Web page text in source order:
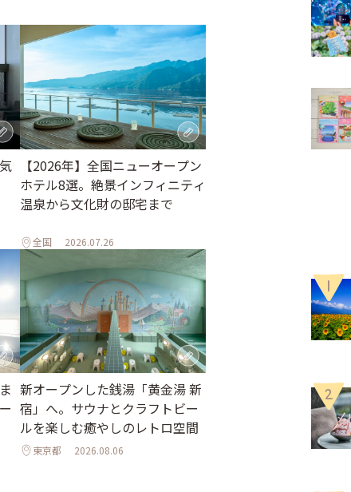
【2026年】全国ニューオープン
ホテル8選。絶景インフィニティ
温泉から文化財の邸宅まで
全国 2026.07.26
新オープンした銭湯「黄金湯 新
宿」へ。サウナとクラフトビー
ルを楽しむ癒やしのレトロ空間
東京都 2026.08.06
1
2